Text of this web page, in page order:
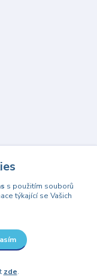
s použitím souborů
týkající se Vašich
zde.